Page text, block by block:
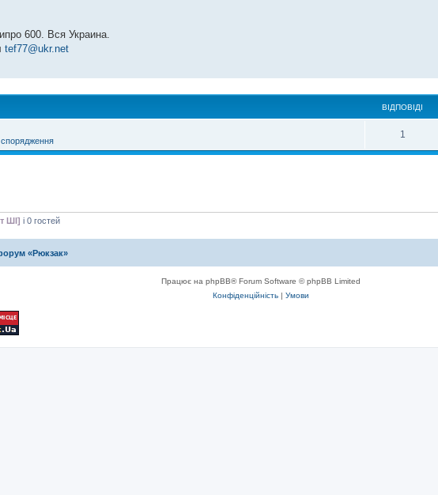
600. Вся Украина.
tef77@ukr.net
ВІДПОВІДІ
1
ШІ] і 0 гостей
«Рюкзак»
Працює на phpBB® Forum Software © phpBB Limited
Конфіденційність | Умови